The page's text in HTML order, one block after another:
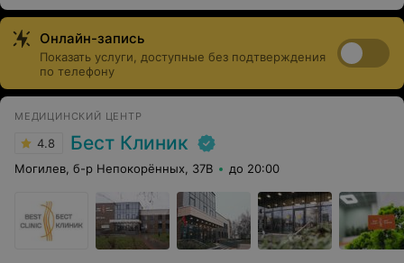
Онлайн-запись
Показать услуги, доступные без подтверждения
по телефону
МЕДИЦИНСКИЙ ЦЕНТР
4.8 Бест Клиник
Могилев, б-р Непокорённых, 37В до 20:00